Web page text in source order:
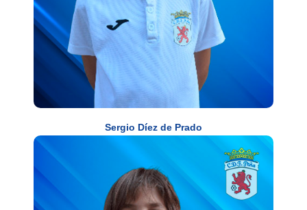
Sergio Díez de Prado